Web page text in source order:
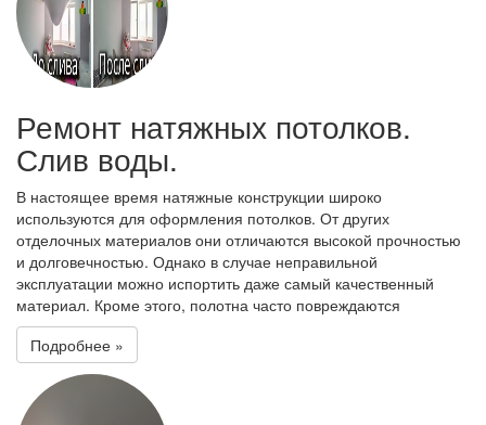
Ремонт натяжных потолков.
Слив воды.
В настоящее время натяжные конструкции широко
используются для оформления потолков. От других
отделочных материалов они отличаются высокой прочностью
и долговечностью. Однако в случае неправильной
эксплуатации можно испортить даже самый качественный
материал. Кроме этого, полотна часто повреждаются
Подробнее »